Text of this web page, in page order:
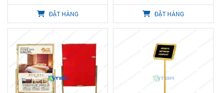
ĐẶT HÀNG ĐẶT HÀNG